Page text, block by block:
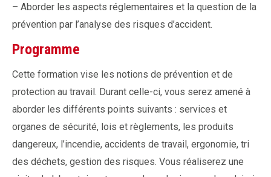
– Aborder les aspects réglementaires et la question de la
prévention par l’analyse des risques d’accident.
Programme
Cette formation vise les notions de prévention et de
protection au travail. Durant celle-ci, vous serez amené à
aborder les différents points suivants : services et
organes de sécurité, lois et règlements, les produits
dangereux, l’incendie, accidents de travail, ergonomie, tri
des déchets, gestion des risques. Vous réaliserez une